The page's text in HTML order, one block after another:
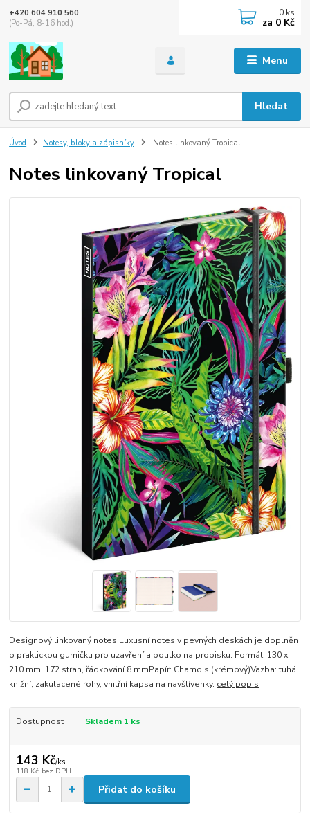
Menu
Hledat
+420 604 910 560
(Po-Pá, 8-16 hod.)
0 ks
za 0 Kč
Úvod Notesy, bloky a zápisníky Notes linkovaný Tropical
Notes linkovaný Tropical
Designový linkovaný notes.Luxusní notes v pevných deskách je doplněn
o praktickou gumičku pro uzavření a poutko na propisku. Formát: 130 x
210 mm, 172 stran, řádkování 8 mmPapír: Chamois (krémový)Vazba: tuhá
knižní, zakulacené rohy, vnitřní kapsa na navštívenky. celý popis
Dostupnost Skladem 1 ks
143 Kč/ks
118 Kč bez DPH
Přidat do košíku